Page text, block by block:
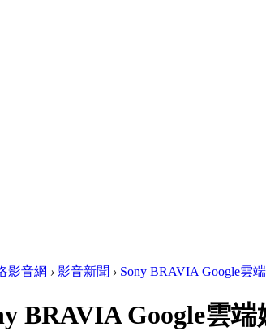
影音網 › 影音新聞 › Sony BRAVIA Google雲
BRAVIA Google雲